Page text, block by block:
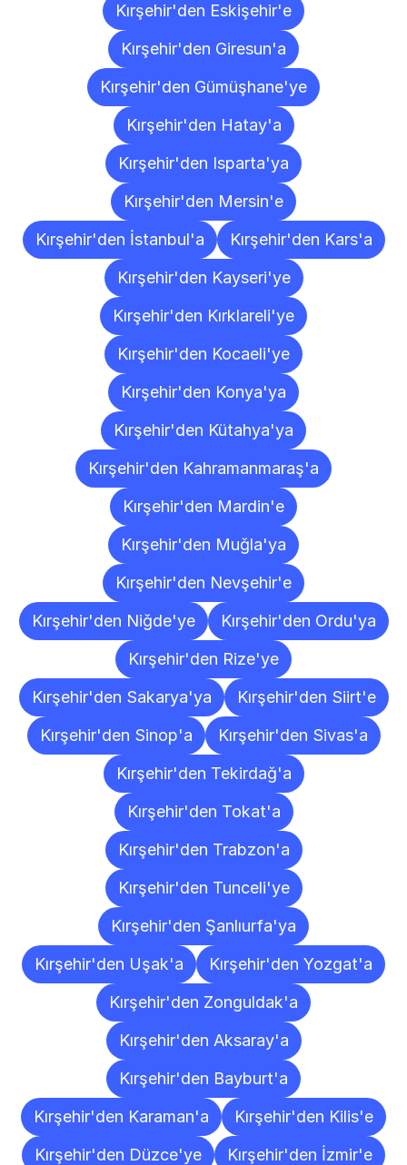
Kırşehir'den Eskişehir'e
Kırşehir'den Giresun'a
Kırşehir'den Gümüşhane'ye
Kırşehir'den Hatay'a
Kırşehir'den Isparta'ya
Kırşehir'den Mersin'e
Kırşehir'den İstanbul'a
Kırşehir'den Kars'a
Kırşehir'den Kayseri'ye
Kırşehir'den Kırklareli'ye
Kırşehir'den Kocaeli'ye
Kırşehir'den Konya'ya
Kırşehir'den Kütahya'ya
Kırşehir'den Kahramanmaraş'a
Kırşehir'den Mardin'e
Kırşehir'den Muğla'ya
Kırşehir'den Nevşehir'e
Kırşehir'den Niğde'ye
Kırşehir'den Ordu'ya
Kırşehir'den Rize'ye
Kırşehir'den Sakarya'ya
Kırşehir'den Siirt'e
Kırşehir'den Sinop'a
Kırşehir'den Sivas'a
Kırşehir'den Tekirdağ'a
Kırşehir'den Tokat'a
Kırşehir'den Trabzon'a
Kırşehir'den Tunceli'ye
Kırşehir'den Şanlıurfa'ya
Kırşehir'den Uşak'a
Kırşehir'den Yozgat'a
Kırşehir'den Zonguldak'a
Kırşehir'den Aksaray'a
Kırşehir'den Bayburt'a
Kırşehir'den Karaman'a
Kırşehir'den Kilis'e
Kırşehir'den Düzce'ye
Kırşehir'den İzmir'e